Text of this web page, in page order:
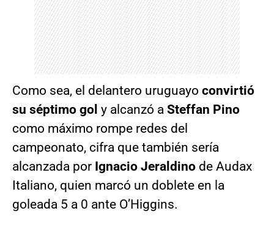
Como sea, el delantero uruguayo convirtió
su séptimo gol y alcanzó a Steffan Pino
como máximo rompe redes del
campeonato, cifra que también sería
alcanzada por Ignacio Jeraldino de Audax
Italiano, quien marcó un doblete en la
goleada 5 a 0 ante O’Higgins.